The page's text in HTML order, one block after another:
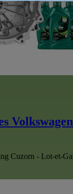
Cuzorn - Lot-et-